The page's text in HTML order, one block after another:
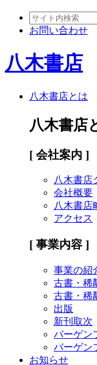
お問い合わせ
八木書店
八木書店とは
八木書店
[ 会社案内 ]
八木書店
会社概要
八木書店
アクセス
[ 事業内容 ]
事業の紹
古書・稀
古書・稀
出版
新刊取次
バーゲン
バーゲン
お知らせ